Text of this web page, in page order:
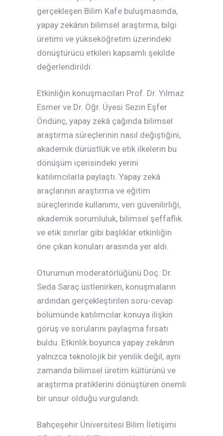
gerçekleşen Bilim Kafe buluşmasında,
yapay zekânın bilimsel araştırma, bilgi
üretimi ve yükseköğretim üzerindeki
dönüştürücü etkileri kapsamlı şekilde
değerlendirildi.
Etkinliğin konuşmacıları Prof. Dr. Yılmaz
Esmer ve Dr. Öğr. Üyesi Sezin Eşfer
Öndünç, yapay zekâ çağında bilimsel
araştırma süreçlerinin nasıl değiştiğini,
akademik dürüstlük ve etik ilkelerin bu
dönüşüm içerisindeki yerini
katılımcılarla paylaştı. Yapay zekâ
araçlarının araştırma ve eğitim
süreçlerinde kullanımı, veri güvenilirliği,
akademik sorumluluk, bilimsel şeffaflık
ve etik sınırlar gibi başlıklar etkinliğin
öne çıkan konuları arasında yer aldı.
Oturumun moderatörlüğünü Doç. Dr.
Seda Saraç üstlenirken, konuşmaların
ardından gerçekleştirilen soru-cevap
bölümünde katılımcılar konuya ilişkin
görüş ve sorularını paylaşma fırsatı
buldu. Etkinlik boyunca yapay zekânın
yalnızca teknolojik bir yenilik değil, aynı
zamanda bilimsel üretim kültürünü ve
araştırma pratiklerini dönüştüren önemli
bir unsur olduğu vurgulandı.
Bahçeşehir Üniversitesi Bilim İletişimi